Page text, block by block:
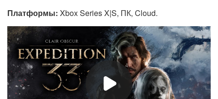
Платформы: Xbox Series X|S, ПК, Cloud.